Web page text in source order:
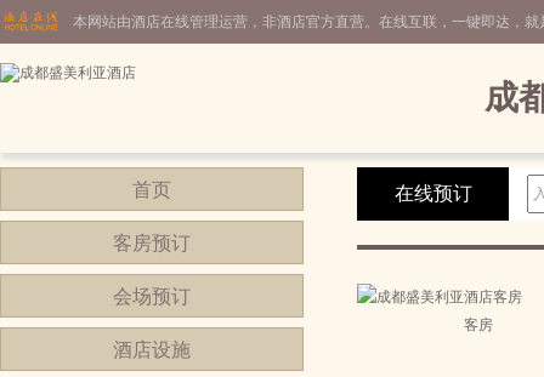
本网站由酒店在线管理运营，非酒店官方直营。在线互联，一键即达，就
成
首页
客房预订
会场预订
酒店设施
在线预订
客房